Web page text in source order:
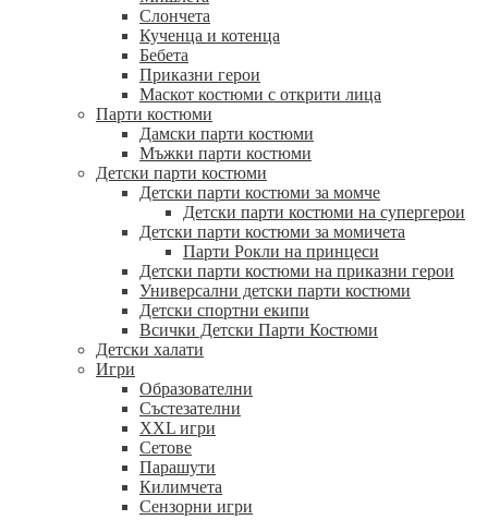
Слончета
Кученца и котенца
Бебета
Приказни герои
Маскот костюми с открити лица
Парти костюми
Дамски парти костюми
Мъжки парти костюми
Детски парти костюми
Детски парти костюми за момче
Детски парти костюми на супергерои
Детски парти костюми за момичета
Парти Рокли на принцеси
Детски парти костюми на приказни герои
Универсални детски парти костюми
Детски спортни екипи
Всички Детски Парти Костюми
Детски халати
Игри
Образователни
Състезателни
XXL игри
Сетове
Парашути
Килимчета
Сензорни игри